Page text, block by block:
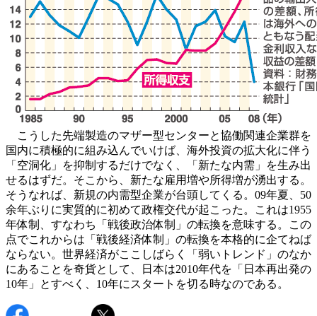
こうした先端製造のマザー型センターと協働関連企業群を
国内に積極的に組み込んでいけば、海外投資の拡大化に伴う
「空洞化」を抑制するだけでなく、「新たな内需」を生み出
せるはずだ。そこから、新たな雇用増や所得増が湧出する。
そうなれば、新規の内需型企業が台頭してくる。09年夏、50
余年ぶりに実質的に初めて政権交代が起こった。これは1955
年体制、すなわち「戦後政治体制」の転換を意味する。この
点でこれからは「戦後経済体制」の転換を本格的に企てねば
ならない。世界経済がここしばらく「弱いトレンド」のなか
にあることを奇貨として、日本は2010年代を「日本再出発の
10年」とすべく、10年にスタートを切る時なのである。